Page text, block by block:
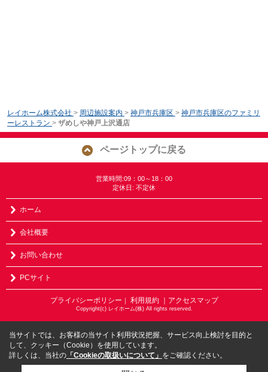
レイホーム株式会社 > 周辺施設案内 > 神戸市兵庫区 > 神戸市兵庫区のファミリ
ーレストラン > ザめしや神戸上沢通店
ページトップに戻る
営業時間:09：00～18：00
定休日: 不定休
ホーム
会社概要
お問い合わせ
PCサイト
プライバシーポリシー ｜ 利用規約 ｜アクセスマップ
Copyright(c) レイホーム(株) All rights reserved.
当サイトでは、お客様の当サイト利用状況把握、サービス向上検討を目的と
して、クッキー（Cookie）を使用しています。
詳しくは、当社の 「Cookieの取扱いについて」 をご確認ください。